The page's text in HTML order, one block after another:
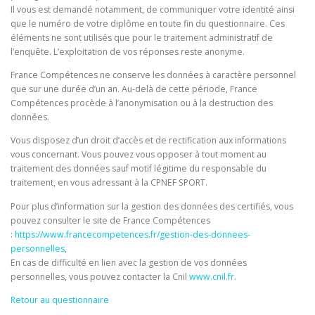
Il vous est demandé notamment, de communiquer votre identité ainsi
que le numéro de votre diplôme en toute fin du questionnaire. Ces
éléments ne sont utilisés que pour le traitement administratif de
l’enquête. L’exploitation de vos réponses reste anonyme.
France Compétences ne conserve les données à caractère personnel
que sur une durée d’un an. Au-delà de cette période, France
Compétences procède à l’anonymisation ou à la destruction des
données.
Vous disposez d’un droit d’accès et de rectification aux informations
vous concernant. Vous pouvez vous opposer à tout moment au
traitement des données sauf motif légitime du responsable du
traitement, en vous adressant à la CPNEF SPORT.
Pour plus d’information sur la gestion des données des certifiés, vous
pouvez consulter le site de France Compétences
: https://www.francecompetences.fr/gestion-des-donnees-
personnelles,
En cas de difficulté en lien avec la gestion de vos données
personnelles, vous pouvez contacter la Cnil www.cnil.fr.
Retour au questionnaire